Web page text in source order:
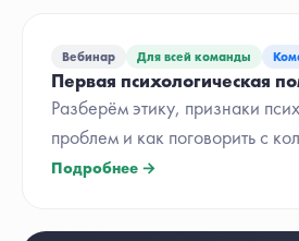
Вебинар Для всей команды
Первая психологическая
Разберём этику, признаки
проблем и как поговорить с
Подробнее →